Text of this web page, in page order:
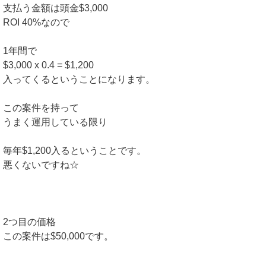
支払う金額は頭金$3,000
ROI 40%なので
1年間で
$3,000 x 0.4 = $1,200
入ってくるということになります。
この案件を持って
うまく運用している限り
毎年$1,200入るということです。
悪くないですね☆
2つ目の価格
この案件は$50,000です。